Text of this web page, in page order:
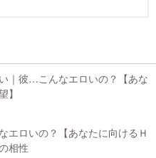
｜彼…こんなエロいの？【あな
】
エロいの？【あなたに向けるＨ
相性